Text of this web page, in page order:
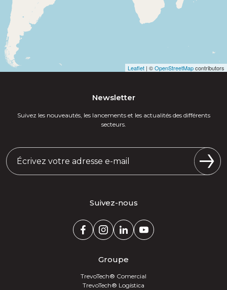
Leaflet | ©OpenStreetMapcontributors
Newsletter
Suivez les nouveautés, les lancements et les actualités des différents
secteurs.
Suivez-nous
Groupe
TrevoTech® Comercial
TrevoTech® Logística